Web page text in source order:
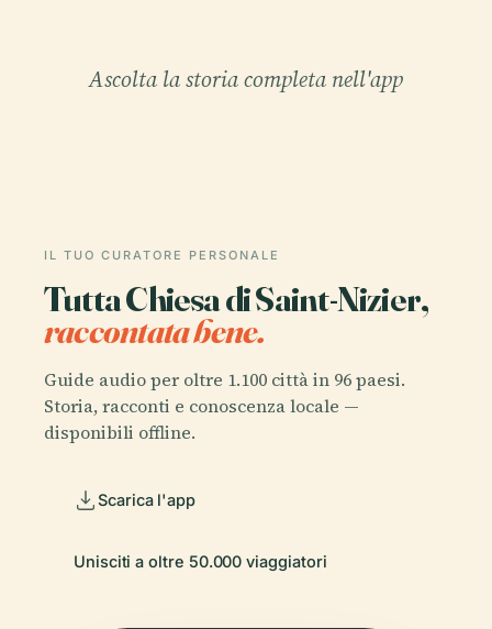
Ascolta la storia completa nell'app
IL TUO CURATORE PERSONALE
Tutta Chiesa di Saint-Nizier,
raccontata bene.
Guide audio per oltre 1.100 città in 96 paesi.
Storia, racconti e conoscenza locale —
disponibili offline.
Scarica l'app
Unisciti a oltre 50.000 viaggiatori